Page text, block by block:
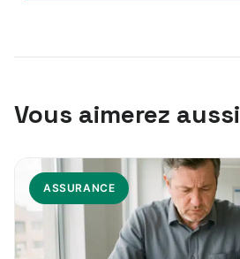
Vous aimerez aussi
ASSURANCE